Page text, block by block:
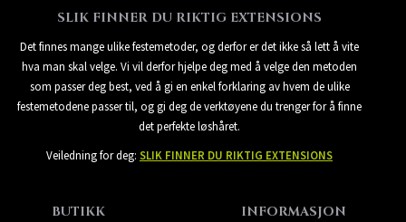
SLIK FINNER DU RIKTIG EXTENSIONS
Det finnes mange ulike festemetoder, og derfor er det ikke så lett å vite
hva man skal velge. Vi vil derfor hjelpe deg med å velge den metoden
som passer deg best, ved å gi en enkel forklaring av hvem de ulike
festemetodene passer til, og gi deg de verktøyene du trenger for å finne
det perfekte løshåret.
Veiledning for deg: SLIK FINNER DU RIKTIG EXTENSIONS
BUTIKK INFORMASJON